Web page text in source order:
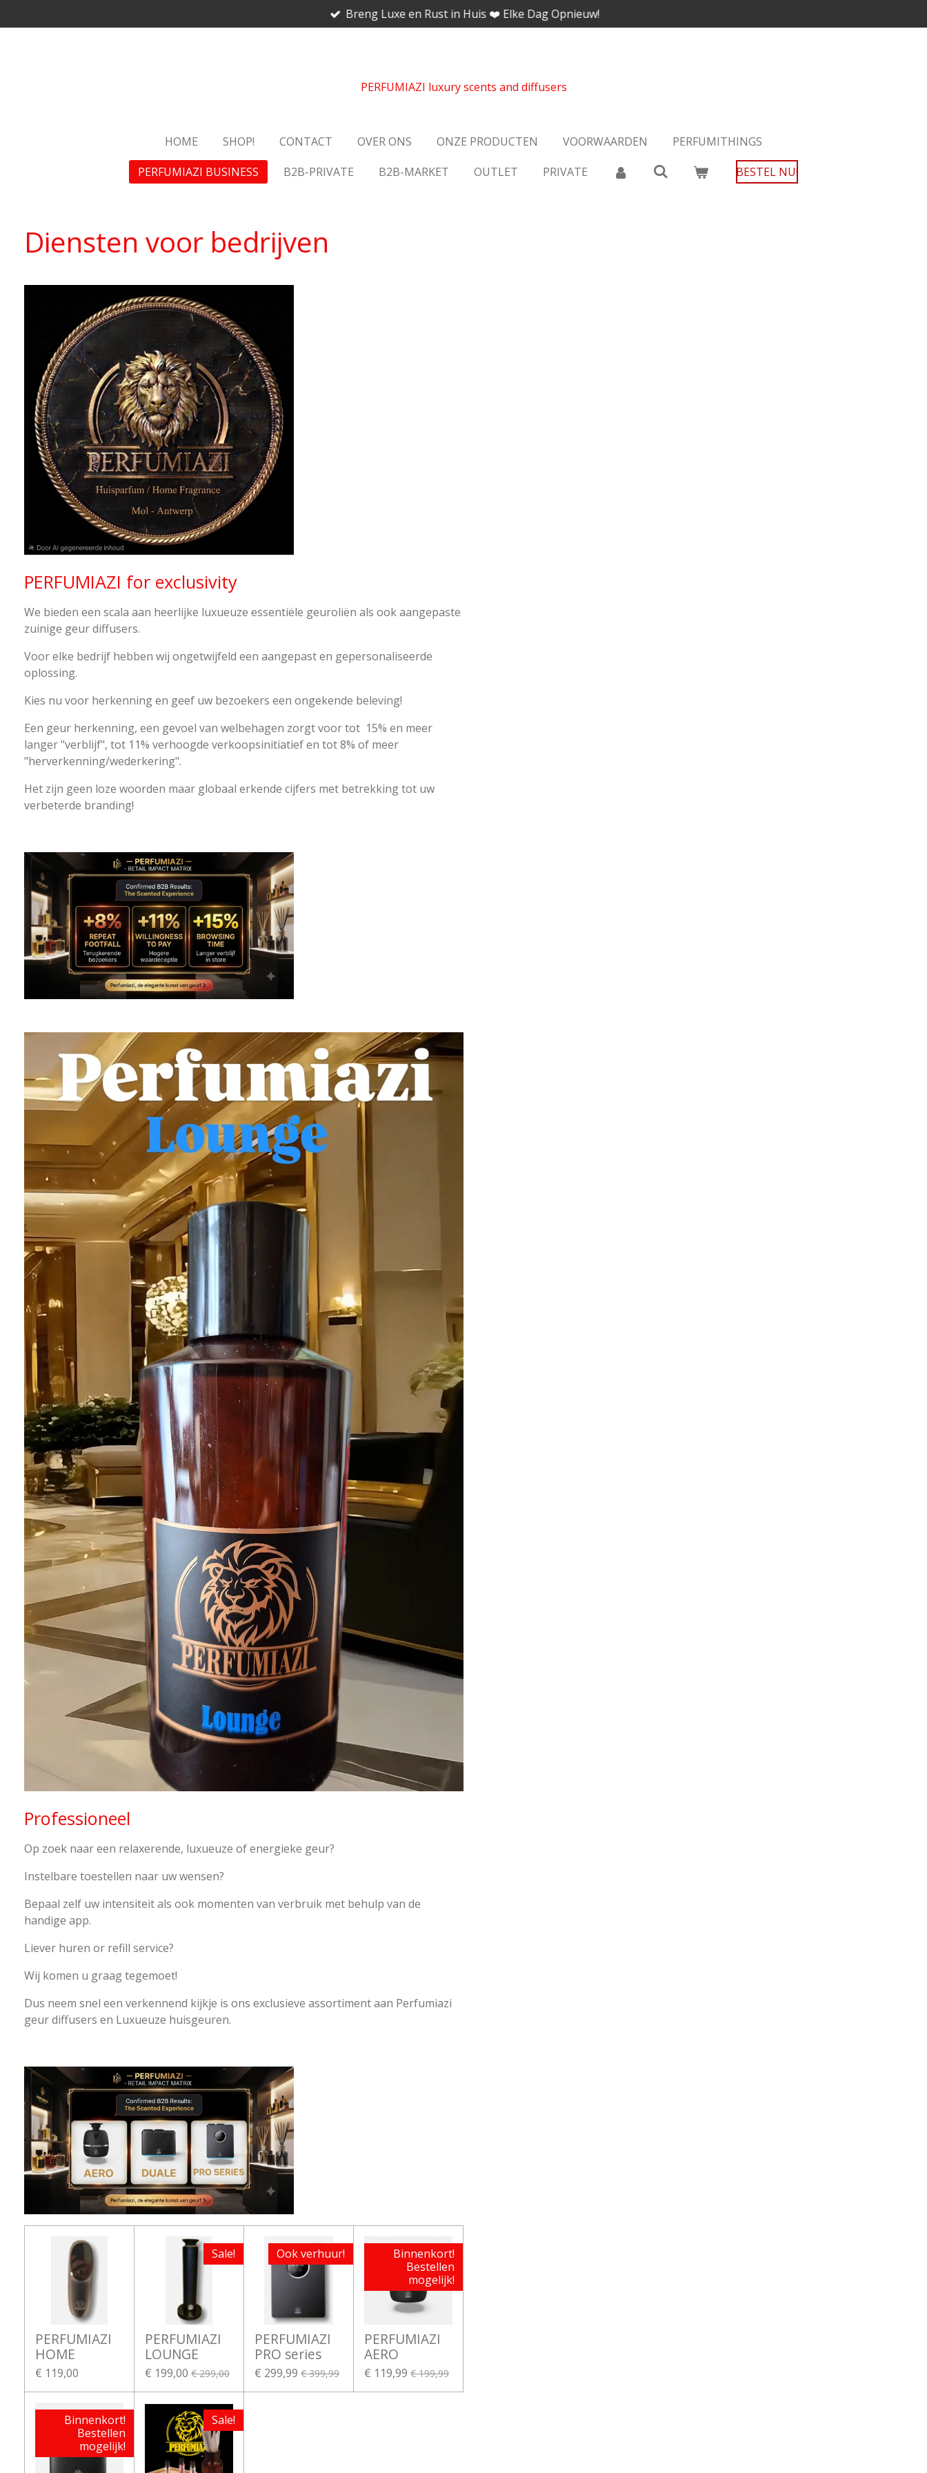
direct
Breng Luxe en Rust in Huis ❤️ Elke Dag Opnieuw!
PERFUMIAZI luxury scents and diffusers
HOME SHOP! CONTACT OVER ONS ONZE PRODUCTEN VOORWAARDEN
PERFUMITHINGS
PERFUMIAZI BUSINESS
B2B-PRIVATE B2B-MARKET OUTLET PRIVATE BESTEL NU!
Diensten voor bedrijven
PERFUMIAZI for exclusivity
We bieden een scala aan heerlijke luxueuze essentiële geuroliën als ook aangepaste
zuinige geur diffusers.
Voor elke bedrijf hebben wij ongetwijfeld een aangepast en gepersonaliseerde
oplossing.
Kies nu voor herkenning en geef uw bezoekers een ongekende beleving!
Een geur herkenning, een gevoel van welbehagen zorgt voor tot 15% en meer
langer "verblijf", tot 11% verhoogde verkoopsinitiatief en tot 8% of meer
"herverkenning/wederkering".
Het zijn geen loze woorden maar globaal erkende cijfers met betrekking tot uw
verbeterde branding!
Professioneel
Op zoek naar een relaxerende, luxueuze of energieke geur?
Instelbare toestellen naar uw wensen?
Bepaal zelf uw intensiteit als ook momenten van verbruik met behulp van de
handige app.
Liever huren or refill service?
Wij komen u graag tegemoet!
Dus neem snel een verkennend kijkje is ons exclusieve assortiment aan Perfumiazi
geur diffusers en Luxueuze huisgeuren.
PERFUMIAZI
HOME
€ 119,00
Sale!
PERFUMIAZI
LOUNGE
€ 199,00 € 299,00
Ook verhuur!
PERFUMIAZI
PRO series
€ 299,99 € 399,99
Binnenkort!
Bestellen
mogelijk!
PERFUMIAZI
AERO
€ 119,99 € 199,99
Binnenkort!
Bestellen
mogelijk!
Sale!